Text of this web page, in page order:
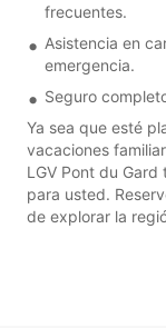
frecuentes.
Asistencia en
emergencia.
Seguro
Ya sea que esté
vacaciones
LGV Pont du
para usted.
de explorar la